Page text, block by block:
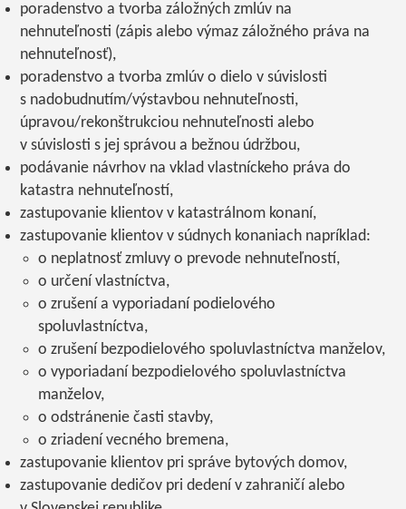
poradenstvo a tvorba záložných zmlúv na
nehnuteľnosti (zápis alebo výmaz záložného práva na
nehnuteľnosť),
poradenstvo a tvorba zmlúv o dielo v súvislosti
s nadobudnutím/výstavbou nehnuteľnosti,
úpravou/rekonštrukciou nehnuteľnosti alebo
v súvislosti s jej správou a bežnou údržbou,
podávanie návrhov na vklad vlastníckeho práva do
katastra nehnuteľností,
zastupovanie klientov v katastrálnom konaní,
zastupovanie klientov v súdnych konaniach napríklad:
o neplatnosť zmluvy o prevode nehnuteľností,
o určení vlastníctva,
o zrušení a vyporiadaní podielového
spoluvlastníctva,
o zrušení bezpodielového spoluvlastníctva manželov,
o vyporiadaní bezpodielového spoluvlastníctva
manželov,
o odstránenie časti stavby,
o zriadení vecného bremena,
zastupovanie klientov pri správe bytových domov,
zastupovanie dedičov pri dedení v zahraničí alebo